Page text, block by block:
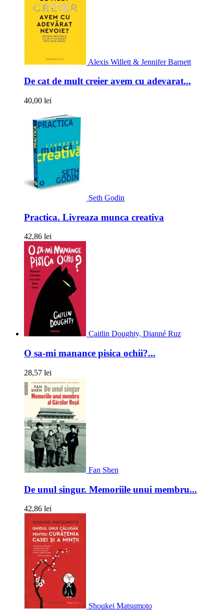
Alexis Willett & Jennifer Barnett
De cat de mult creier avem cu adevarat...
40,00 lei
Seth Godin
Practica. Livreaza munca creativa
42,86 lei
Caitlin Doughty, Dianné Ruz
O sa-mi manance pisica ochii?...
28,57 lei
Fan Shen
De unul singur. Memoriile unui membru...
42,86 lei
Shoukei Matsumoto